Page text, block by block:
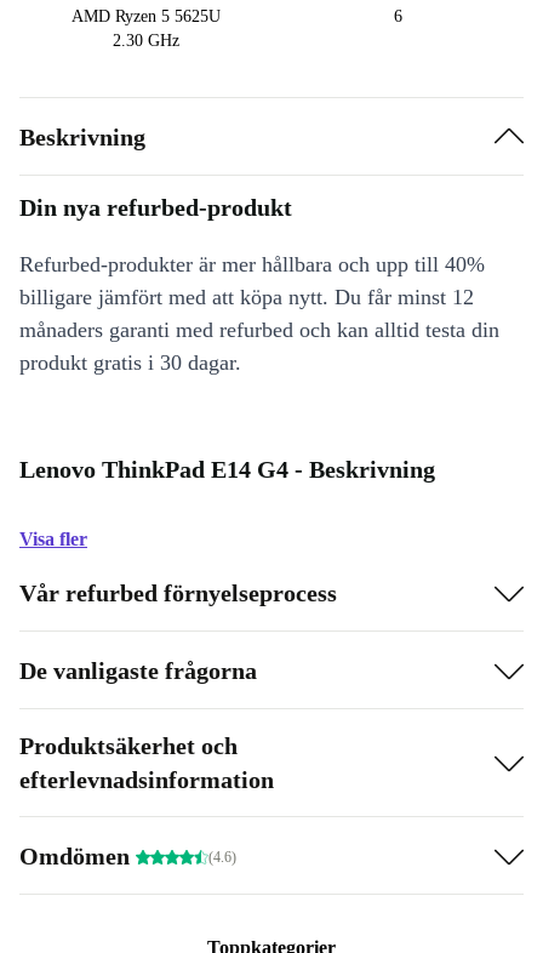
AMD Ryzen 5 5625U
2.30 GHz
6
Beskrivning
Din nya refurbed-produkt
Refurbed-produkter är mer hållbara och upp till 40%
billigare jämfört med att köpa nytt. Du får minst 12
månaders garanti med refurbed och kan alltid testa din
produkt gratis i 30 dagar.
Lenovo ThinkPad E14 G4 - Beskrivning
Visa fler
Vår refurbed förnyelseprocess
De vanligaste frågorna
Produktsäkerhet och
efterlevnadsinformation
Omdömen (4.6)
Toppkategorier